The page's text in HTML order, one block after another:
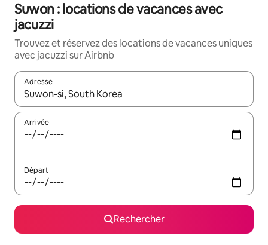
Suwon : locations de vacances avec
jacuzzi
Trouvez et réservez des locations de vacances uniques
avec jacuzzi sur Airbnb
Adresse
Lorsque les résultats s'affichent, utilisez les flèches vers le
Arrivée
Départ
Rechercher